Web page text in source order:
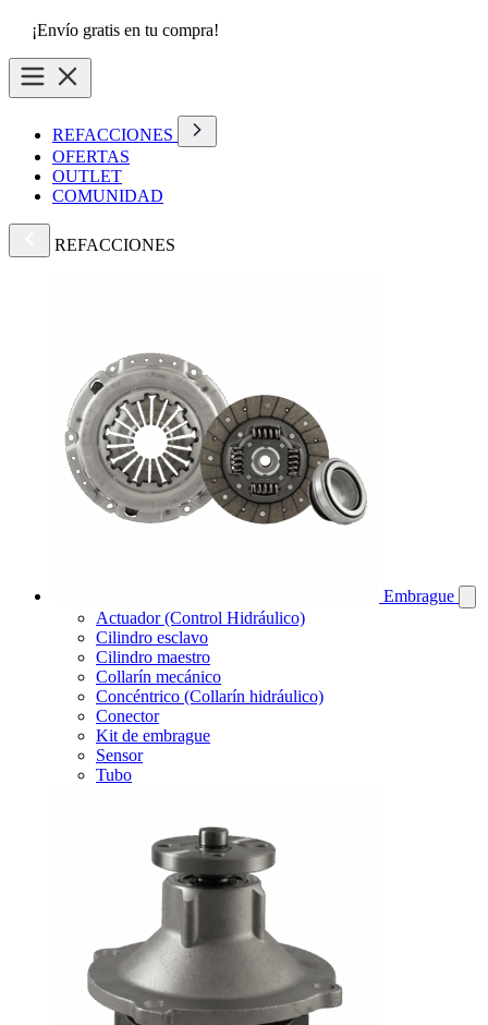
¡Envío gratis en tu compra!
REFACCIONES
OFERTAS
OUTLET
COMUNIDAD
REFACCIONES
Embrague
Actuador (Control Hidráulico)
Cilindro esclavo
Cilindro maestro
Collarín mecánico
Concéntrico (Collarín hidráulico)
Conector
Kit de embrague
Sensor
Tubo